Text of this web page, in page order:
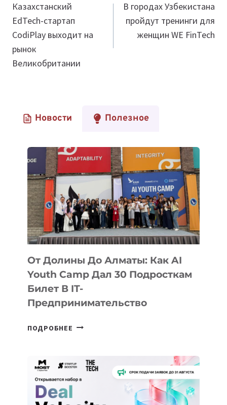
по
записям
Казахстанский
EdTech-стартап
CodiPlay выходит на
рынок
Великобритании
В городах Узбекистана
пройдут тренинги для
женщин WE FinTech
Новости Полезное
От Долины До Алматы: Как AI
Youth Camp Дал 30 Подросткам
Билет В IT-
Предпринимательство
ПОДРОБНЕЕ ОТ
АЛМАТЫ:
AI
YOUTH